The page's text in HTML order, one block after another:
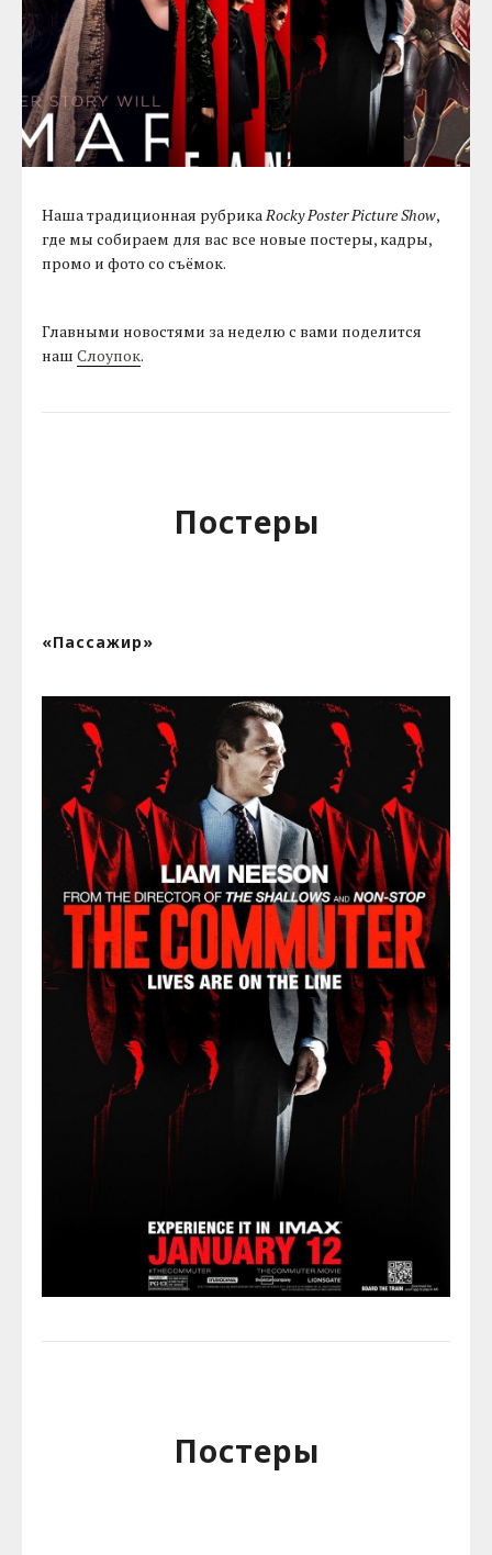
Наша традиционная рубрикаRocky Poster Picture Show,
где мы собираем для вас все новые постеры, кадры,
промо и фото со съёмок.
Главными новостями за неделю с вами поделится
нашСлоупок.
Постеры
«Пассажир»
Постеры